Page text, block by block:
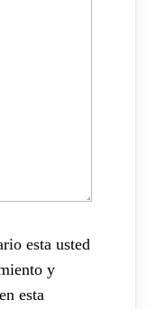
esta usted
y
esta